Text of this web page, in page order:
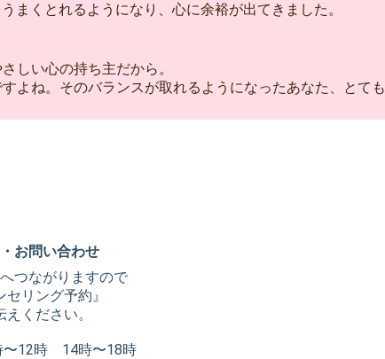
まくとれるようになり、心に余裕が出てきました。
しい心の持ち主だから。
よね。そのバランスが取れるようになったあなた、とても
お問い合わせ
つながりますので
セリング予約』
えください。
〜12時 14時〜18時